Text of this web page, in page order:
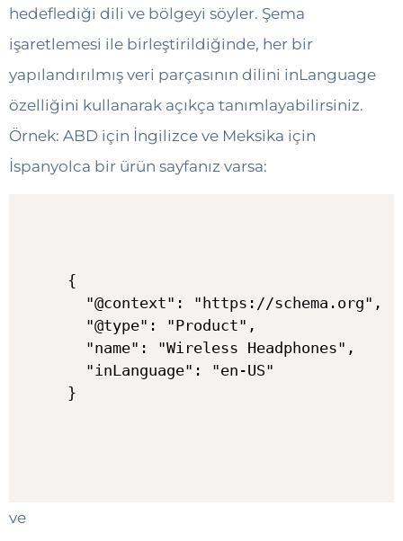
hedeflediği dili ve bölgeyi söyler. Şema
işaretlemesi ile birleştirildiğinde, her bir
yapılandırılmış veri parçasının dilini inLanguage
özelliğini kullanarak açıkça tanımlayabilirsiniz.
Örnek: ABD için İngilizce ve Meksika için
İspanyolca bir ürün sayfanız varsa:
{
  "@context": "https://schema.org",
  "@type": "Product",
  "name": "Wireless Headphones",
  "inLanguage": "en-US"
}
ve